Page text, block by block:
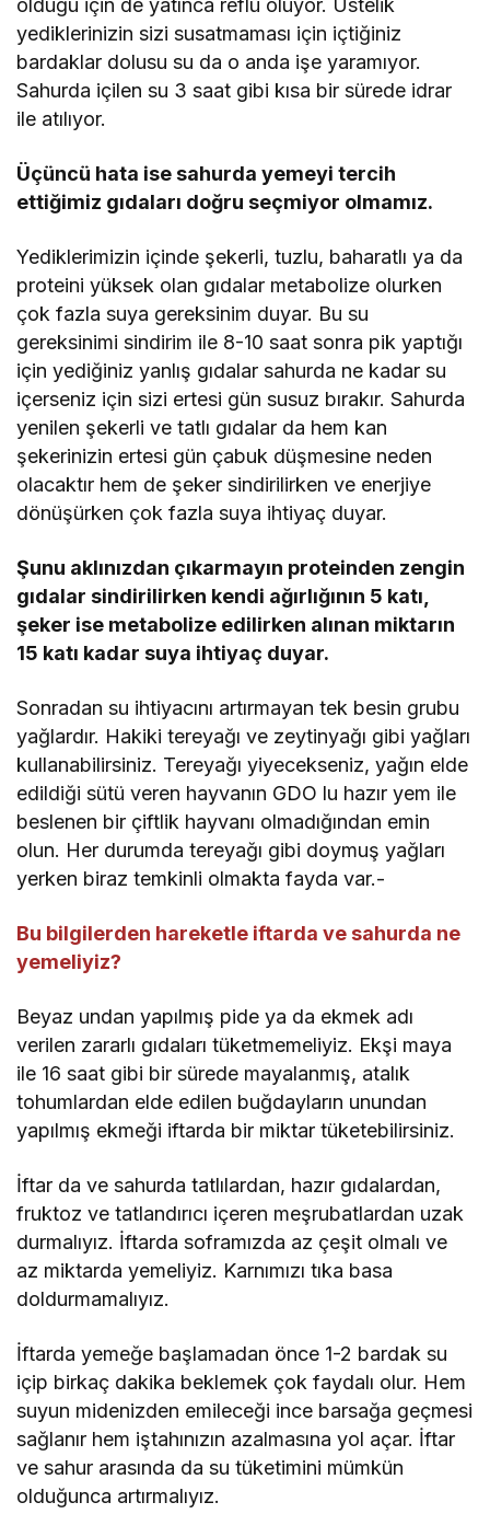
yediklerinizin sizi susatmaması için içtiğiniz
bardaklar dolusu su da o anda işe yaramıyor.
Sahurda içilen su 3 saat gibi kısa bir sürede idrar
ile atılıyor.
Üçüncü hata ise sahurda yemeyi tercih
ettiğimiz gıdaları doğru seçmiyor olmamız.
Yediklerimizin içinde şekerli, tuzlu, baharatlı ya da
proteini yüksek olan gıdalar metabolize olurken
çok fazla suya gereksinim duyar. Bu su
gereksinimi sindirim ile 8-10 saat sonra pik yaptığı
için yediğiniz yanlış gıdalar sahurda ne kadar su
içerseniz için sizi ertesi gün susuz bırakır. Sahurda
yenilen şekerli ve tatlı gıdalar da hem kan
şekerinizin ertesi gün çabuk düşmesine neden
olacaktır hem de şeker sindirilirken ve enerjiye
dönüşürken çok fazla suya ihtiyaç duyar.
Şunu aklınızdan çıkarmayın proteinden zengin
gıdalar sindirilirken kendi ağırlığının 5 katı,
şeker ise metabolize edilirken alınan miktarın
15 katı kadar suya ihtiyaç duyar.
Sonradan su ihtiyacını artırmayan tek besin grubu
yağlardır. Hakiki tereyağı ve zeytinyağı gibi yağları
kullanabilirsiniz. Tereyağı yiyecekseniz, yağın elde
edildiği sütü veren hayvanın GDO lu hazır yem ile
beslenen bir çiftlik hayvanı olmadığından emin
olun. Her durumda tereyağı gibi doymuş yağları
yerken biraz temkinli olmakta fayda var.-
Bu bilgilerden hareketle iftarda ve sahurda ne
yemeliyiz?
Beyaz undan yapılmış pide ya da ekmek adı
verilen zararlı gıdaları tüketmemeliyiz. Ekşi maya
ile 16 saat gibi bir sürede mayalanmış, atalık
tohumlardan elde edilen buğdayların unundan
yapılmış ekmeği iftarda bir miktar tüketebilirsiniz.
İftar da ve sahurda tatlılardan, hazır gıdalardan,
fruktoz ve tatlandırıcı içeren meşrubatlardan uzak
durmalıyız. İftarda soframızda az çeşit olmalı ve
az miktarda yemeliyiz. Karnımızı tıka basa
doldurmamalıyız.
İftarda yemeğe başlamadan önce 1-2 bardak su
içip birkaç dakika beklemek çok faydalı olur. Hem
suyun midenizden emileceği ince barsağa geçmesi
sağlanır hem iştahınızın azalmasına yol açar. İftar
ve sahur arasında da su tüketimini mümkün
olduğunca artırmalıyız.